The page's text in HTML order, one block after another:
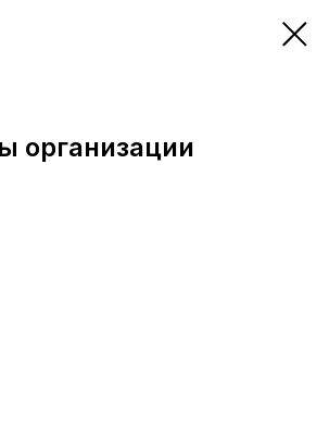
организации